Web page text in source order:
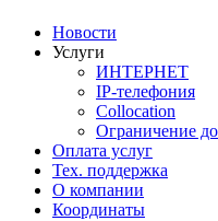
Новости
Услуги
ИНТЕРНЕТ
IP-телефония
Сollocation
Ограничение
Оплата услуг
Тех. поддержка
О компании
Координаты